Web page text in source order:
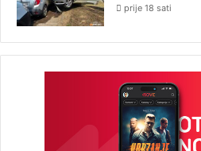
prije 18 sati